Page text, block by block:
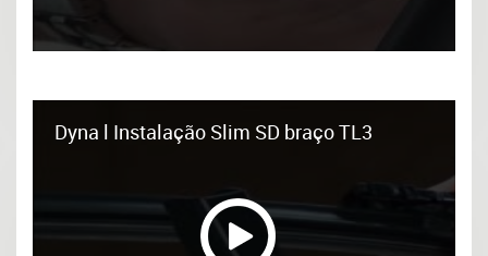
Dyna l Instalação Slim SD braço TL3